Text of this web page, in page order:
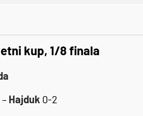
kup, 1/8 finala
Hajduk 0-2